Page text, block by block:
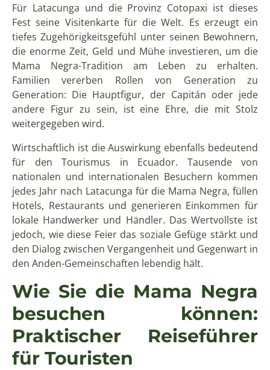
Für Latacunga und die Provinz Cotopaxi ist dieses
Fest seine Visitenkarte für die Welt. Es erzeugt ein
tiefes Zugehörigkeitsgefühl unter seinen Bewohnern,
die enorme Zeit, Geld und Mühe investieren, um die
Mama Negra-Tradition am Leben zu erhalten.
Familien vererben Rollen von Generation zu
Generation: Die Hauptfigur, der Capitán oder jede
andere Figur zu sein, ist eine Ehre, die mit Stolz
weitergegeben wird.
Wirtschaftlich ist die Auswirkung ebenfalls bedeutend
für den Tourismus in Ecuador. Tausende von
nationalen und internationalen Besuchern kommen
jedes Jahr nach Latacunga für die Mama Negra, füllen
Hotels, Restaurants und generieren Einkommen für
lokale Handwerker und Händler. Das Wertvollste ist
jedoch, wie diese Feier das soziale Gefüge stärkt und
den Dialog zwischen Vergangenheit und Gegenwart in
den Anden-Gemeinschaften lebendig hält.
Wie Sie die Mama Negra
besuchen können:
Praktischer Reiseführer
für Touristen